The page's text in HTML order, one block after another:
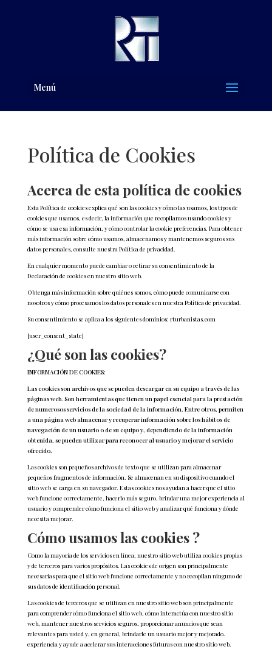
Menú
Política de Cookies
Acerca de esta política de cookies
Esta Política de cookies explica qué son las cookies y cómo las usamos, los tipos de
cookies que usamos, es decir, la información que recopilamos usando cookies y
cómo se usa esa información, y cómo controlar la cookie preferencias. Para obtener
más información sobre cómo usamos, almacenamos y mantenemos seguros sus
datos personales, consulte nuestra Política de privacidad.
En cualquier momento puede cambiar o retirar su consentimiento de la
Declaración de cookies en nuestro sitio web.
Obtenga más información sobre quiénes somos, cómo puede comunicarse con
nosotros y cómo procesamos los datos personales en nuestra Política de privacidad.
Su consentimiento se aplica a los siguientes dominios: rturbanistas.com
[user_consent_state]
¿Qué son las cookies?
INFORMACIÓN DE COOKIES:
Las cookies son archivos que se pueden descargar en su equipo a través de las
páginas web. Son herramientas que tienen un papel esencial para la prestación
de numerosos servicios de la sociedad de la información. Entre otros, permiten
a una página web almacenar y recuperar información sobre los hábitos de
navegación de un usuario o de su equipo y, dependiendo de la información
obtenida, se pueden utilizar para reconocer al usuario y mejorar el servicio
ofrecido.
Las cookies son pequeños archivos de texto que se utilizan para almacenar
pequeños fragmentos de información. Se almacenan en su dispositivo cuando el
sitio web se carga en su navegador. Estas cookies nos ayudan a hacer que el sitio
web funcione correctamente, hacerlo más seguro, brindar una mejor experiencia al
usuario y comprender cómo funciona el sitio web y analizar qué funciona y dónde
necesita mejorar.
Cómo usamos las cookies ?
Como la mayoría de los servicios en línea, nuestro sitio web utiliza cookies propias
y de terceros para varios propósitos. Las cookies de origen son principalmente
necesarias para que el sitio web funcione correctamente y no recopilan ninguno de
sus datos de identificación personal.
Las cookies de terceros que se utilizan en nuestro sitio web son principalmente
para comprender cómo funciona el sitio web, cómo interactúa con nuestro sitio
web, mantener nuestros servicios seguros, proporcionar anuncios que sean
relevantes para usted y, en general, brindarle un usuario mejor y mejorado.
experiencia y ayude a acelerar sus interacciones futuras con nuestro sitio web.